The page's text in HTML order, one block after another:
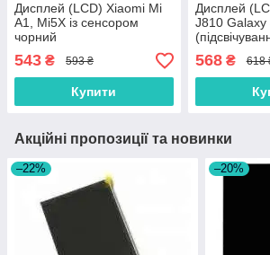
Дисплей (LCD) Xiaomi Mi
A1, Mi5X із сенсором
чорний
543 ₴ 593 ₴
Купити
Дисплей
J810
сенсором
568₴ 618
Акційні пропозиції та новинки
–22% –20%